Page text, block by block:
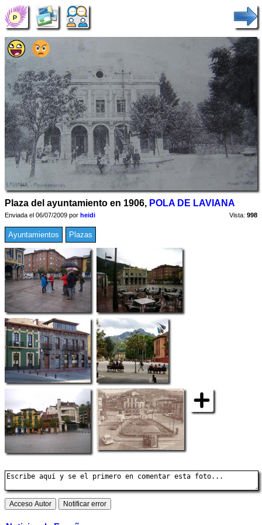
Plaza del ayuntamiento en 1906, POLA DE LAVIANA
Enviada el 06/07/2009 por heidi Vista: 998
Ayuntamientos Plazas